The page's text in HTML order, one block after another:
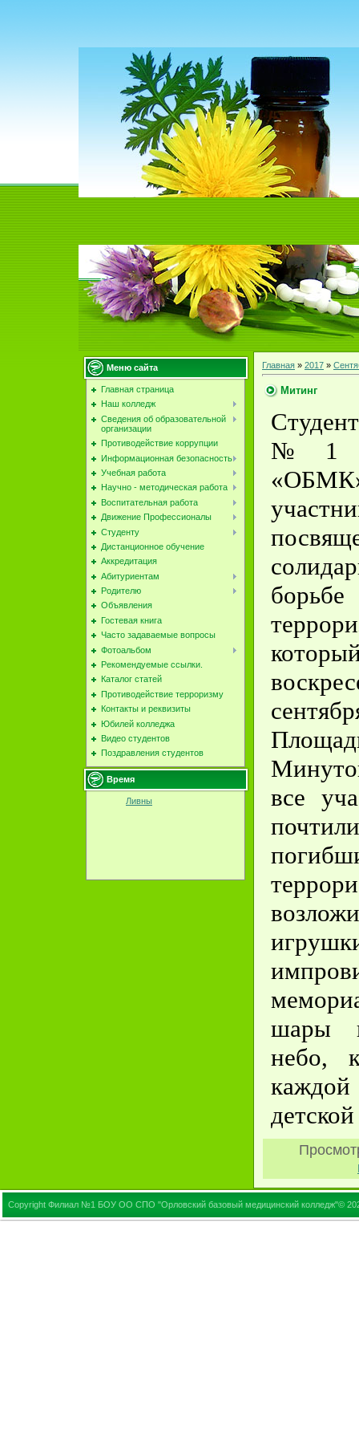
Меню сайта
Главная страница
Наш колледж
Сведения об образовательной
организации
Противодействие коррупции
Информационная безопасность
Учебная работа
Научно - методическая работа
Воспитательная работа
Движение Профессионалы
Студенту
Дистанционное обучение
Аккредитация
Абитуриентам
Родителю
Объявления
Гостевая книга
Часто задаваемые вопросы
Фотоальбом
Рекомендуемые ссылки.
Каталог статей
Противодействие терроризму
Контакты и реквизиты
Юбилей колледжа
Видео студентов
Поздравления студентов
Время
Ливны
Главная » 2017 »
Митинг
№1
все
шары
небо,
Copyright Филиал №1 БОУ ОО СПО "Орловский базовый медицинский колледж"©